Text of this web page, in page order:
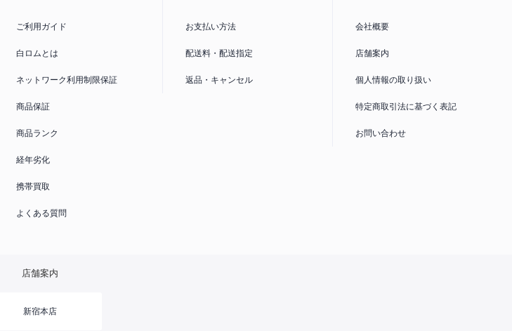
線利用の場合は影響を受けません。「○」表示は、端末代支払いが完
了しており利用制限の対象ではありません。詳しくはネットワーク利
ご利用ガイド
白ロムとは
ネットワーク利用制限保証
商品保証
商品ランク
経年劣化
携帯買取
よくある質問
お支払い方法
配送料・配送指定
返品・キャンセル
会社概要
店舗案内
個人情報の取り扱い
特定商取引法に基づく表記
お問い合わせ
店舗案内
新宿本店